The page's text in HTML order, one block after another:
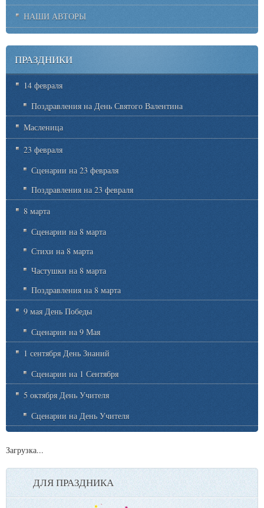
НАШИ АВТОРЫ
ПРАЗДНИКИ
14 февраля
Поздравления на День Святого Валентина
Масленица
23 февраля
Сценарии на 23 февраля
Поздравления на 23 февраля
8 марта
Сценарии на 8 марта
Стихи на 8 марта
Частушки на 8 марта
Поздравления на 8 марта
9 мая День Победы
Сценарии на 9 Мая
1 сентября День Знаний
Сценарии на 1 Сентября
5 октября День Учителя
Сценарии на День Учителя
Загрузка...
ДЛЯ ПРАЗДНИКА